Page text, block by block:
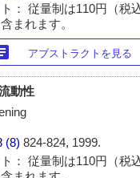
： 従量制は110円（税
まれます。
アブストラクトを見る
動性
(8)824-824, 1999.
： 従量制は110円（税